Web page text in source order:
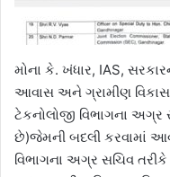
મોના કે. ખંધાર, IAS,
આવાસ અને ગ્રામીણ
ટેકનોલોજી વિભાગના અગ્ર
છે)જેમની બદલી કરવામાં
વિભાગના અગ્ર સચિવ